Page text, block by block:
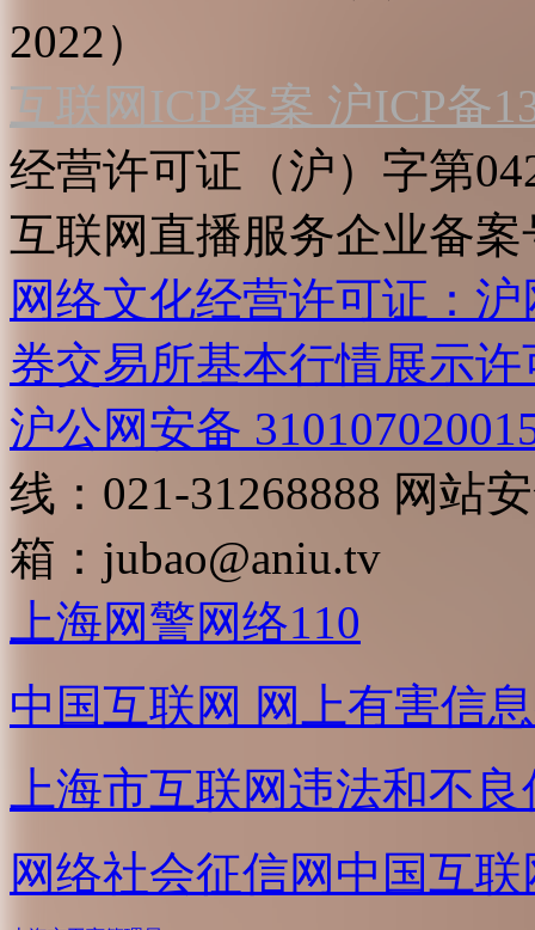
2022）
互联网ICP备案 沪ICP备
经营许可证（沪）字第
互联网直播服务企业备案
网络文化经营许可证：
券交易所基本行情展示许
沪公网安备
线：021-31268888 网站
箱： jubao@aniu.tv
上海网警网络110
中国互联网 网上有害信
上海市互联网违法和不
网络社会征信网 中国互